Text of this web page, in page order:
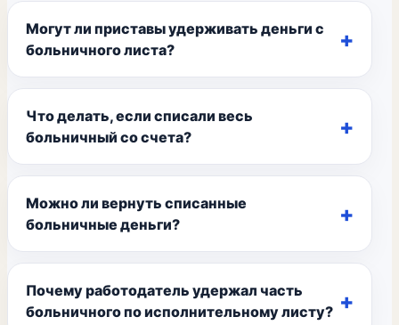
Могут ли приставы удерживать деньги с
больничного листа?
Что делать, если списали весь
больничный со счета?
Можно ли вернуть списанные
больничные деньги?
Почему работодатель удержал часть
больничного по исполнительному листу?